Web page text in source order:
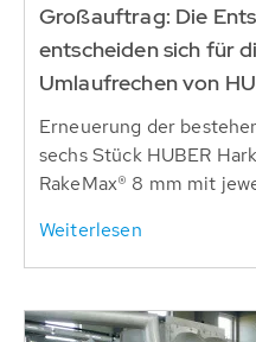
Großauftrag: Die
entscheiden sich für
Umlaufrechen von
Erneuerung der
sechs Stück HUBER
RakeMax® 8 mm mit
Weiterlesen